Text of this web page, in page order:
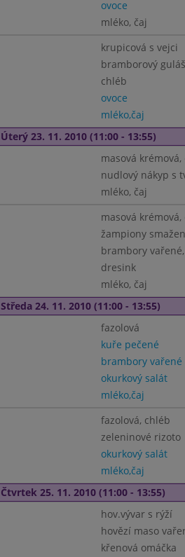
ovoce
mléko, čaj
krupicová s vejci
bramborový
chléb
ovoce
mléko,čaj
Úterý 23. 11. 2010 (11:00 - 13:55)
masová
nudlový nákyp s
mléko, čaj
masová
žampiony
brambory
dresink
mléko, čaj
Středa 24. 11. 2010 (11:00 - 13:55)
fazolová
kuře pečené
brambory vařené
okurkový salát
mléko,čaj
fazolová, chléb
zeleninové rizoto
okurkový salát
mléko,čaj
Čtvrtek 25. 11. 2010 (11:00 - 13:55)
hov.vývar s rýží
hovězí maso
křenová omáčka